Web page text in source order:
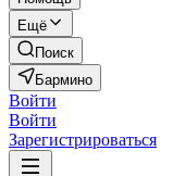
Ещё
Поиск
Бармино
Войти
Войти
Зарегистрироваться